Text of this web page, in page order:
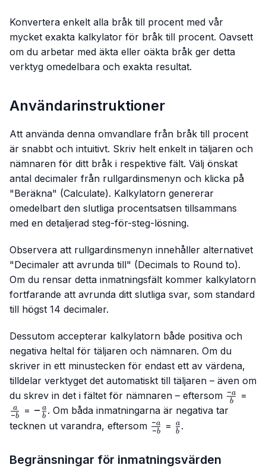
Konvertera enkelt alla bråk till procent med vår
mycket exakta kalkylator för bråk till procent. Oavsett
om du arbetar med äkta eller oäkta bråk ger detta
verktyg omedelbara och exakta resultat.
Användarinstruktioner
Att använda denna omvandlare från bråk till procent
är snabbt och intuitivt. Skriv helt enkelt in täljaren och
nämnaren för ditt bråk i respektive fält. Välj önskat
antal decimaler från rullgardinsmenyn och klicka på
"Beräkna" (Calculate). Kalkylatorn genererar
omedelbart den slutliga procentsatsen tillsammans
med en detaljerad steg-för-steg-lösning.
Observera att rullgardinsmenyn innehåller alternativet
"Decimaler att avrunda till" (Decimals to Round to).
Om du rensar detta inmatningsfält kommer kalkylatorn
fortfarande att avrunda ditt slutliga svar, som standard
till högst 14 decimaler.
Dessutom accepterar kalkylatorn både positiva och
negativa heltal för täljaren och nämnaren. Om du
skriver in ett minustecken för endast ett av värdena,
tilldelar verktyget det automatiskt till täljaren – även om
du skrev in det i fältet för nämnaren – eftersom \frac{-
a}{b}
b
−a =
−b
a = -
\frac{a}
− b
a . Om båda inmatningarna är negativa tar
tecknen ut varandra, eftersom \frac{-
a}{-b}
−b
−a = \frac{a}
{b}
b
a .
Begränsningar för inmatningsvärden